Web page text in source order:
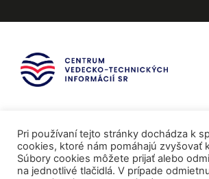
Pri používaní tejto stránky dochádza k
cookies, ktoré nám pomáhajú zvyšovať
Súbory cookies môžete prijať alebo
na jednotlivé tlačidlá. V prípade